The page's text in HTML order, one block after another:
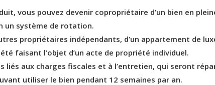
vous pouvez devenir copropriétaire d’un bien en
un système de rotation.
propriétaires indépendants, d’un appartement de
faisant l’objet d’un acte de propriété individuel.
aux charges fiscales et à l’entretien, qui seront
utiliser le bien pendant 12 semaines par an.